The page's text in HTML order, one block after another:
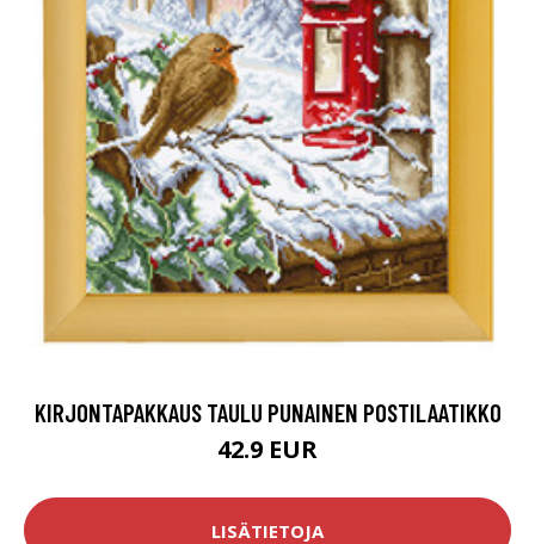
KIRJONTAPAKKAUS TAULU PUNAINEN POSTILAATIKKO
42.9 EUR
LISÄTIETOJA